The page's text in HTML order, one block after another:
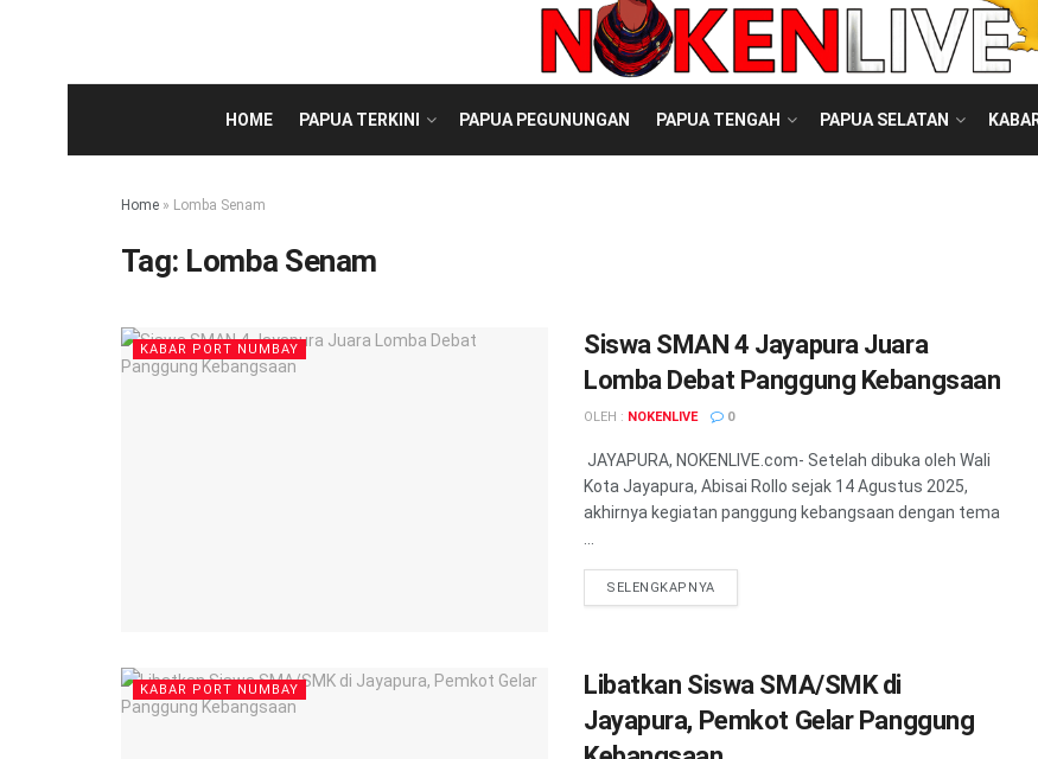
HOME PAPUA TERKINI PAPUA PEGUNUNGAN PAPUA TENGAH PAPUA SELATAN
Home » Lomba Senam
Tag: Lomba Senam
KABAR PORT NUMBAY
Siswa SMAN 4 Jayapura Juara
Lomba Debat Panggung Kebangsaan
OLEH : NOKENLIVE 0
JAYAPURA, NOKENLIVE.com- Setelah dibuka oleh Wali
Kota Jayapura, Abisai Rollo sejak 14 Agustus 2025,
akhirnya kegiatan panggung kebangsaan dengan tema
SELENGKAPNYADETAILS
KABAR PORT NUMBAY
Libatkan Siswa SMA/SMK di
Jayapura, Pemkot Gelar Panggung